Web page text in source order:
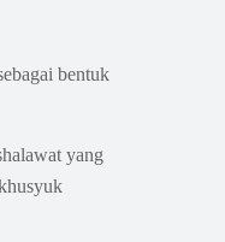
bentuk
yang